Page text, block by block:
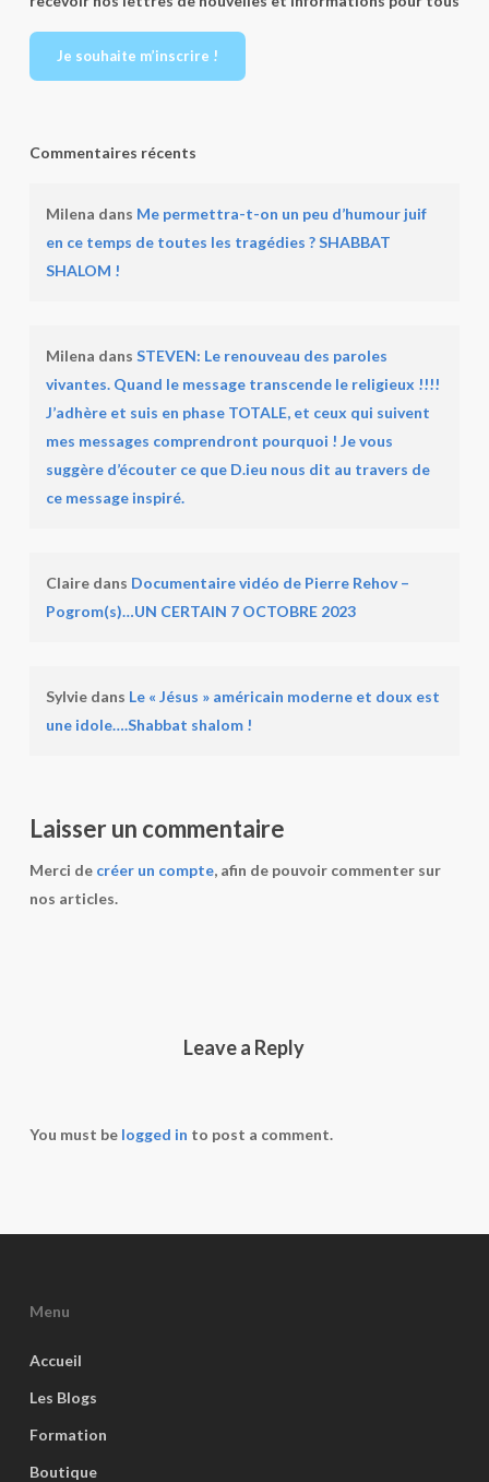
Je souhaite m’inscrire !
Commentaires récents
Milena dans Me permettra-t-on un peu d’humour juif
en ce temps de toutes les tragédies ? SHABBAT
SHALOM !
Milena dans STEVEN: Le renouveau des paroles
vivantes. Quand le message transcende le religieux !!!!
J’adhère et suis en phase TOTALE, et ceux qui suivent
mes messages comprendront pourquoi ! Je vous
suggère d’écouter ce que D.ieu nous dit au travers de
ce message inspiré.
Clairedans Documentaire vidéo de Pierre Rehov –
Pogrom(s)…UN CERTAIN 7 OCTOBRE 2023
Sylviedans Le « Jésus » américain moderne et doux est
une idole….Shabbat shalom !
Laisser un commentaire
Merci de créer un compte, afin de pouvoir commenter sur
nos articles.
Leave a Reply
You must be logged in to post a comment.
Menu
Accueil
Les Blogs
Formation
Boutique